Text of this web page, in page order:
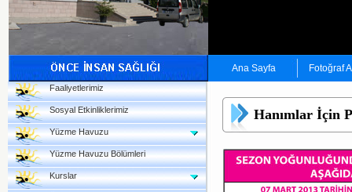
Ana Sayfa Fotoğraf
Faaliyetlerimiz
Sosyal Etkinliklerimiz
Yüzme Havuzu
Yüzme Havuzu Bölümleri
Kurslar
Hanımlar İçin